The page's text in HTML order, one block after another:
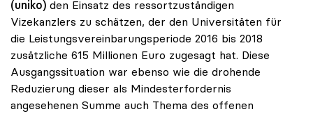
(uniko) den Einsatz des ressortzuständigen
Vizekanzlers zu schätzen, der den Universitäten für
die Leistungsvereinbarungsperiode 2016 bis 2018
zusätzliche 615 Millionen Euro zugesagt hat. Diese
Ausgangssituation war ebenso wie die drohende
Reduzierung dieser als Mindesterfordernis
angesehenen Summe auch Thema des offenen